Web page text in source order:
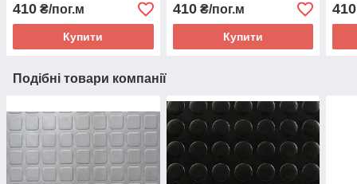
410 ₴/пог.м
Купити
410₴/пог.м
Купити
410
Подібні товари компанії